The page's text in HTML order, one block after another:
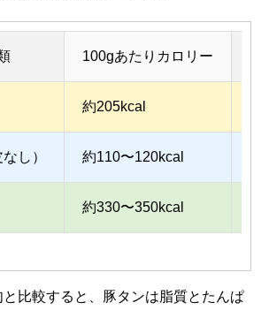
100gあたりカロリー
約205kcal
し） 約110〜120kcal
約330〜350kcal
比較すると、豚タンは脂質とたんぱ